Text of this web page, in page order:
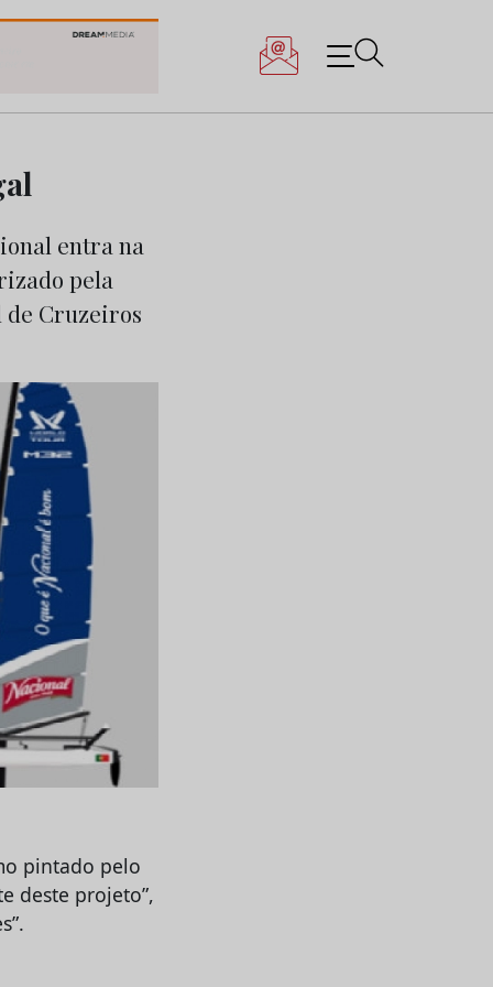
entra na
pela
de Cruzeiros
pintado pelo
deste projeto”,